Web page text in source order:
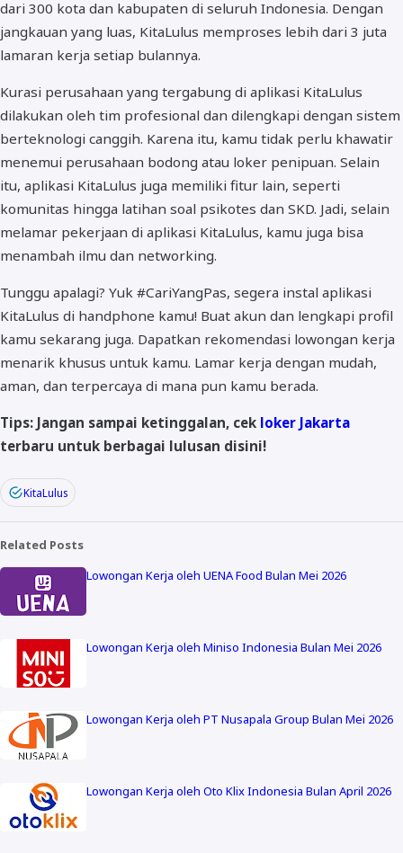
dari 300 kota dan kabupaten di seluruh Indonesia. Dengan
jangkauan yang luas, KitaLulus memproses lebih dari 3 juta
lamaran kerja setiap bulannya.
Kurasi perusahaan yang tergabung di aplikasi KitaLulus
dilakukan oleh tim profesional dan dilengkapi dengan sistem
berteknologi canggih. Karena itu, kamu tidak perlu khawatir
menemui perusahaan bodong atau loker penipuan. Selain
itu, aplikasi KitaLulus juga memiliki fitur lain, seperti
komunitas hingga latihan soal psikotes dan SKD. Jadi, selain
melamar pekerjaan di aplikasi KitaLulus, kamu juga bisa
menambah ilmu dan networking.
Tunggu apalagi? Yuk #CariYangPas, segera instal aplikasi
KitaLulus di handphone kamu! Buat akun dan lengkapi profil
kamu sekarang juga. Dapatkan rekomendasi lowongan kerja
menarik khusus untuk kamu. Lamar kerja dengan mudah,
aman, dan terpercaya di mana pun kamu berada.
Tips: Jangan sampai ketinggalan, cek loker Jakarta
terbaru untuk berbagai lulusan disini!
KitaLulus
Related Posts
Lowongan Kerja oleh UENA Food Bulan Mei 2026
Lowongan Kerja oleh Miniso Indonesia Bulan Mei 2026
Lowongan Kerja oleh PT Nusapala Group Bulan Mei 2026
Lowongan Kerja oleh Oto Klix Indonesia Bulan April 2026